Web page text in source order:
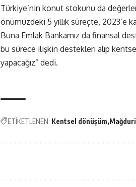
Türkiye’nin konut stokunu da
önümüzdeki 5 yıllık süreçte, 2023’e
Buna Emlak Bankamız da finansal
bu sürece ilişkin destekleri alıp
yapacağız” dedi.
ETİKETLENEN: Kentsel dönüşüm